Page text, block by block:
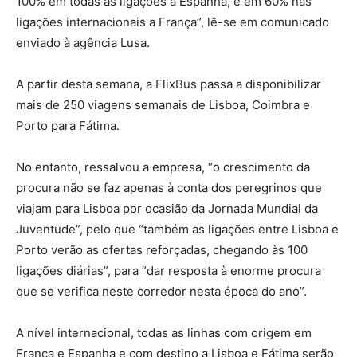
ligações internacionais a França”, lê-se em comunicado
enviado à agência Lusa.
A partir desta semana, a FlixBus passa a disponibilizar
mais de 250 viagens semanais de Lisboa, Coimbra e
Porto para Fátima.
No entanto, ressalvou a empresa, “o crescimento da
procura não se faz apenas à conta dos peregrinos que
viajam para Lisboa por ocasião da Jornada Mundial da
Juventude”, pelo que “também as ligações entre Lisboa e
Porto verão as ofertas reforçadas, chegando às 100
ligações diárias”, para “dar resposta à enorme procura
que se verifica neste corredor nesta época do ano”.
A nível internacional, todas as linhas com origem em
França e Espanha e com destino a Lisboa e Fátima serão